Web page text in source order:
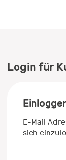
Login für
E-Mail
sich